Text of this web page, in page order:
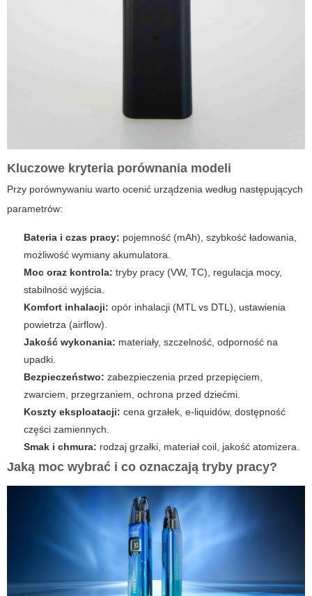
Kluczowe kryteria porównania modeli
Przy porównywaniu warto ocenić urządzenia według następujących
parametrów:
Bateria i czas pracy: pojemność (mAh), szybkość ładowania,
możliwość wymiany akumulatora.
Moc oraz kontrola: tryby pracy (VW, TC), regulacja mocy,
stabilność wyjścia.
Komfort inhalacji: opór inhalacji (MTL vs DTL), ustawienia
powietrza (airflow).
Jakość wykonania: materiały, szczelność, odporność na
upadki.
Bezpieczeństwo: zabezpieczenia przed przepięciem,
zwarciem, przegrzaniem, ochrona przed dziećmi.
Koszty eksploatacji: cena grzałek, e-liquidów, dostępność
części zamiennych.
Smak i chmura: rodzaj grzałki, materiał coil, jakość atomizera.
Jaką moc wybrać i co oznaczają tryby pracy?